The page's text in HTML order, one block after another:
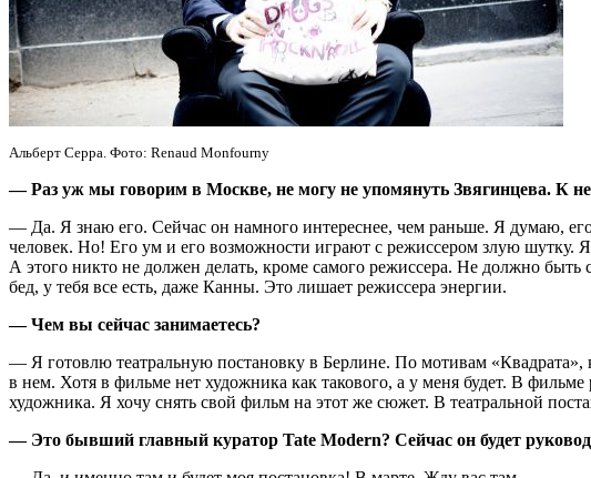
Альберт Серра. Фото: Renaud Monfourny
— Раз уж мы говорим в Москве, не могу не упомянуть Звягинцева. К
— Да. Я знаю его. Сейчас он намного интереснее, чем раньше. Я думаю,
человек. Но! Его ум и его возможности играют с режиссером злую шутку.
А этого никто не должен делать, кроме самого режиссера. Не должно
бед, у тебя все есть, даже Канны. Это лишает режиссера энергии.
— Чем вы сейчас занимаетесь?
— Я готовлю театральную постановку в Берлине. По мотивам
в нем. Хотя в фильме нет художника как такового, а у меня будет. В
художника. Я хочу снять свой фильм на этот же сюжет. В театральной
— Это бывший главный куратор Tate Modern? Сейчас он будет